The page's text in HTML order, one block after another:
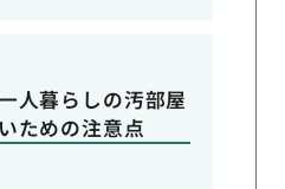
人暮らしの汚部屋
ための注意点